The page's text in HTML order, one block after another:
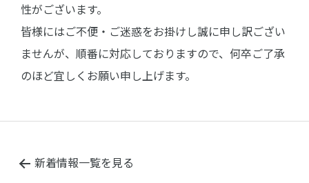
性がございます。
皆様にはご不便・ご迷惑をお掛けし誠に申し訳ござい
ませんが、順番に対応しておりますので、何卒ご了承
のほど宜しくお願い申し上げます。
新着情報一覧を見る